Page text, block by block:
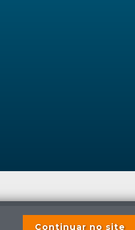
em lei.
Continuar no site